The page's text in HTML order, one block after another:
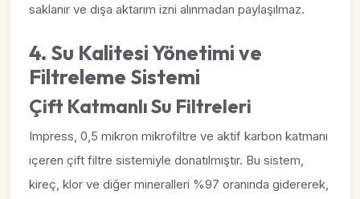
saklanır ve dışa aktarım izni alınmadan paylaşılmaz.
4. Su Kalitesi Yönetimi ve
Filtreleme Sistemi
Çift Katmanlı Su Filtreleri
Impress, 0,5 mikron mikrofiltre ve aktif karbon katmanı
içeren çift filtre sistemiyle donatılmıştır. Bu sistem,
kireç, klor ve diğer mineralleri %97 oranında gidererek,